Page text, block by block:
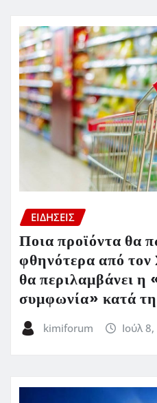
ΕΙΔΗΣΕΙΣ
Ποια προϊόντα θα
φθηνότερα από
θα περιλαμβάνει η
συμφωνία» κατά
kimiforum Ιούλ